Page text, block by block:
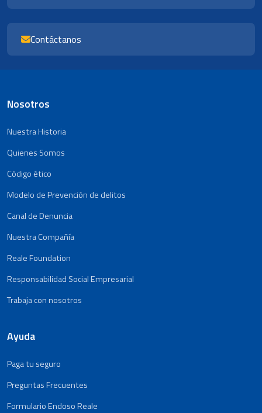
Contáctanos
Nosotros
Nuestra Historia
Quienes Somos
Código ético
Modelo de Prevención de delitos
Canal de Denuncia
Nuestra Compañía
Reale Foundation
Responsabilidad Social Empresarial
Trabaja con nosotros
Ayuda
Paga tu seguro
Preguntas Frecuentes
Formulario Endoso Reale